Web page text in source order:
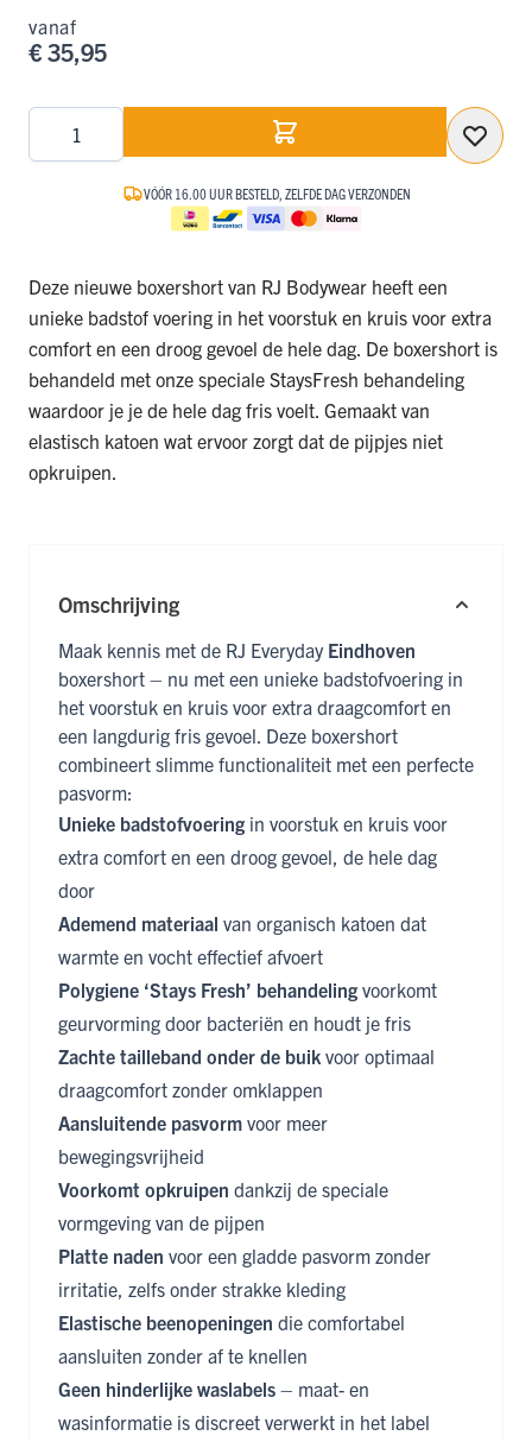
vanaf
€ 35,95
VÓÓR 16.00 UUR BESTELD, ZELFDE DAG VERZONDEN
Deze nieuwe boxershort van RJ Bodywear heeft een
unieke badstof voering in het voorstuk en kruis voor extra
comfort en een droog gevoel de hele dag. De boxershort is
behandeld met onze speciale StaysFresh behandeling
waardoor je je de hele dag fris voelt. Gemaakt van
elastisch katoen wat ervoor zorgt dat de pijpjes niet
opkruipen.
Omschrijving
Maak kennis met de RJ Everyday Eindhoven
boxershort – nu met een unieke badstofvoering in
het voorstuk en kruis voor extra draagcomfort en
een langdurig fris gevoel. Deze boxershort
combineert slimme functionaliteit met een perfecte
pasvorm:
Unieke badstofvoering in voorstuk en kruis voor
extra comfort en een droog gevoel, de hele dag
door
Ademend materiaal van organisch katoen dat
warmte en vocht effectief afvoert
Polygiene ‘Stays Fresh’ behandeling voorkomt
geurvorming door bacteriën en houdt je fris
Zachte tailleband onder de buik voor optimaal
draagcomfort zonder omklappen
Aansluitende pasvorm voor meer
bewegingsvrijheid
Voorkomt opkruipen dankzij de speciale
vormgeving van de pijpen
Platte naden voor een gladde pasvorm zonder
irritatie, zelfs onder strakke kleding
Elastische beenopeningen die comfortabel
aansluiten zonder af te knellen
Geen hinderlijke waslabels – maat- en
wasinformatie is discreet verwerkt in het label